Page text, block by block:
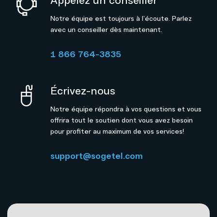
Notre équipe est toujours à l’écoute. Parlez
avec un conseiller dès maintenant.
1 866 764-3835
Écrivez-nous
Notre équipe répondra à vos questions et vous
offrira tout le soutien dont vous avez besoin
pour profiter au maximum de vos services!
support@sogetel.com